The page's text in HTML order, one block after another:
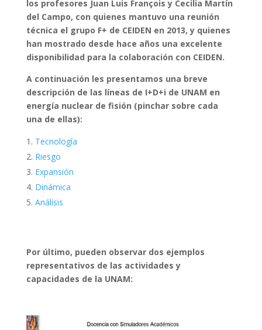
los profesores Juan Luis François y Cecilia Martín
del Campo, con quienes mantuvo una reunión
técnica el grupo F+ de CEIDEN en 2013, y quienes
han mostrado desde hace años una excelente
disponibilidad para la colaboración con CEIDEN.
A continuación les presentamos una breve
descripción de las líneas de I+D+i de UNAM en
energía nuclear de fisión (pinchar sobre cada
una de ellas):
Tecnología
Riesgo
Expansión
Dinámica
Análisis
Por último, pueden observar dos ejemplos
representativos de las actividades y
capacidades de la UNAM: